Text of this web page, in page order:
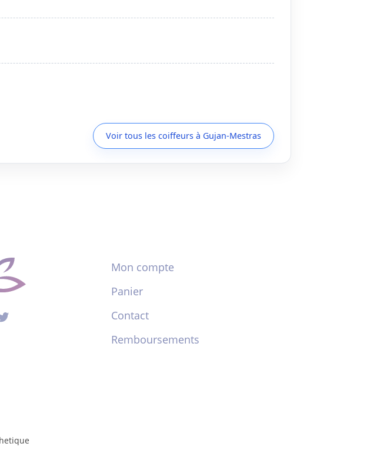
Voir tous les coiffeurs à Gujan-Mestras
Mon compte
Panier
Contact
Remboursements